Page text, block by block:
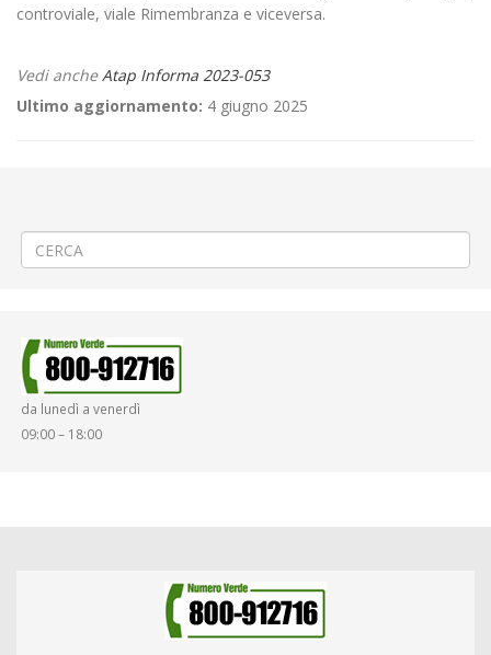
controviale, viale Rimembranza e viceversa.
Vedi ancheAtap Informa 2023-053
Ultimo aggiornamento: 4 giugno 2025
da lunedì a venerdì
09:00 – 18:00